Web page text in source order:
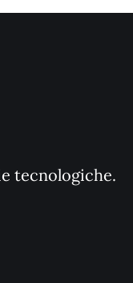
tecnologiche.